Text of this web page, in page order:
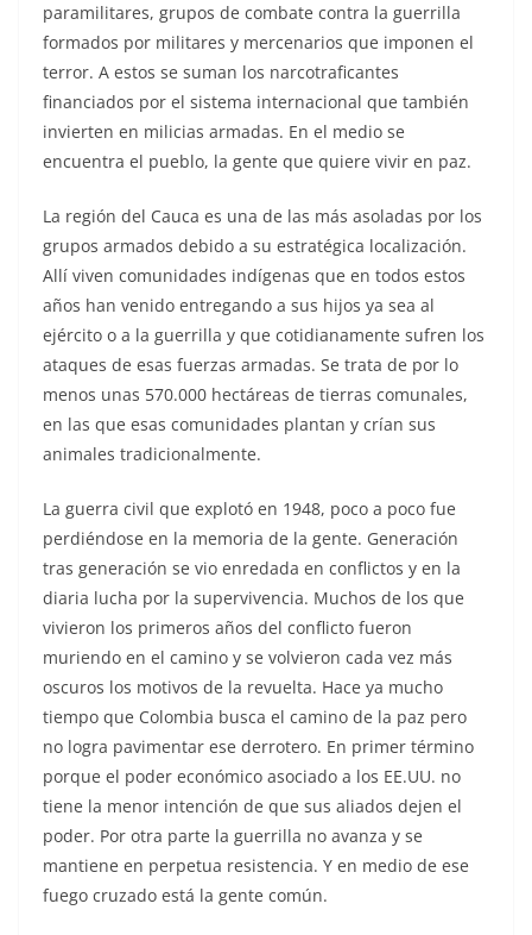
paramilitares, grupos de combate contra la guerrilla
formados por militares y mercenarios que imponen el
terror. A estos se suman los narcotraficantes
financiados por el sistema internacional que también
invierten en milicias armadas. En el medio se
encuentra el pueblo, la gente que quiere vivir en paz.
La región del Cauca es una de las más asoladas por los
grupos armados debido a su estratégica localización.
Allí viven comunidades indígenas que en todos estos
años han venido entregando a sus hijos ya sea al
ejército o a la guerrilla y que cotidianamente sufren los
ataques de esas fuerzas armadas. Se trata de por lo
menos unas 570.000 hectáreas de tierras comunales,
en las que esas comunidades plantan y crían sus
animales tradicionalmente.
La guerra civil que explotó en 1948, poco a poco fue
perdiéndose en la memoria de la gente. Generación
tras generación se vio enredada en conflictos y en la
diaria lucha por la supervivencia. Muchos de los que
vivieron los primeros años del conflicto fueron
muriendo en el camino y se volvieron cada vez más
oscuros los motivos de la revuelta. Hace ya mucho
tiempo que Colombia busca el camino de la paz pero
no logra pavimentar ese derrotero. En primer término
porque el poder económico asociado a los EE.UU. no
tiene la menor intención de que sus aliados dejen el
poder. Por otra parte la guerrilla no avanza y se
mantiene en perpetua resistencia. Y en medio de ese
fuego cruzado está la gente común.